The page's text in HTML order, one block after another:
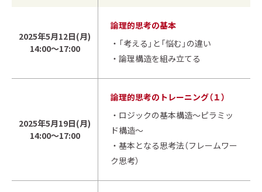
2025年5月12日(月)
14:00～17:00
論理的思考の基本
・「考える」と「悩む」の違い
・論理構造を組み立てる
2025年5月19日(月)
14:00～17:00
論理的思考のトレーニング（１）
・ロジックの基本構造～ピラミッ
ド構造～
・基本となる思考法（フレームワー
ク思考）